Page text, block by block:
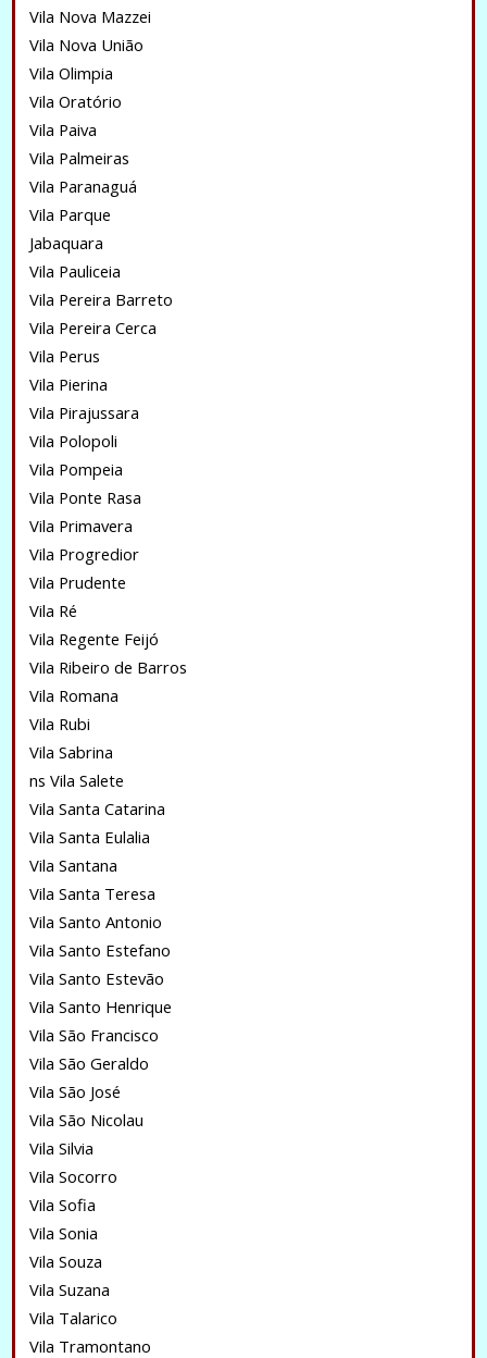
Vila Nova Mazzei
Vila Nova União
Vila Olimpia
Vila Oratório
Vila Paiva
Vila Palmeiras
Vila Paranaguá
Vila Parque
Jabaquara
Vila Pauliceia
Vila Pereira Barreto
Vila Pereira Cerca
Vila Perus
Vila Pierina
Vila Pirajussara
Vila Polopoli
Vila Pompeia
Vila Ponte Rasa
Vila Primavera
Vila Progredior
Vila Prudente
Vila Ré
Vila Regente Feijó
Vila Ribeiro de Barros
Vila Romana
Vila Rubi
Vila Sabrina
ns Vila Salete
Vila Santa Catarina
Vila Santa Eulalia
Vila Santana
Vila Santa Teresa
Vila Santo Antonio
Vila Santo Estefano
Vila Santo Estevão
Vila Santo Henrique
Vila São Francisco
Vila São Geraldo
Vila São José
Vila São Nicolau
Vila Silvia
Vila Socorro
Vila Sofia
Vila Sonia
Vila Souza
Vila Suzana
Vila Talarico
Vila Tramontano